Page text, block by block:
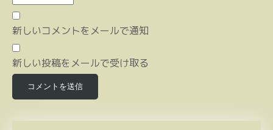
新しいコメントをメールで通知
新しい投稿をメールで受け取る